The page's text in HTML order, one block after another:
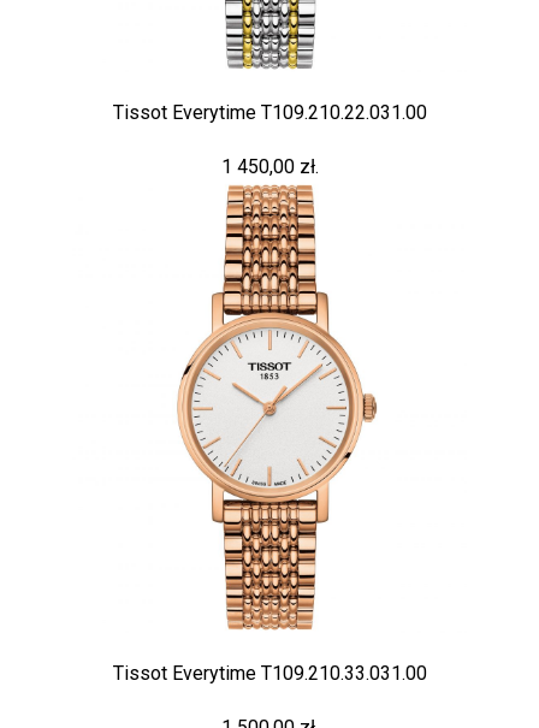
Tissot Everytime T109.210.22.031.00
1 450,00 zł.
Tissot Everytime T109.210.33.031.00